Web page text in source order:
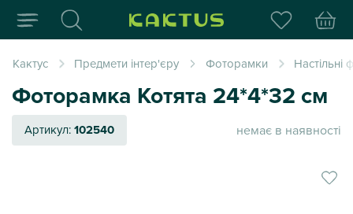
Інтернет-магазин
Кактус Предмети інтер'єру Фоторамки
Фоторамка Котята 24*4*32 см
Артикул:102540 немає в наявності